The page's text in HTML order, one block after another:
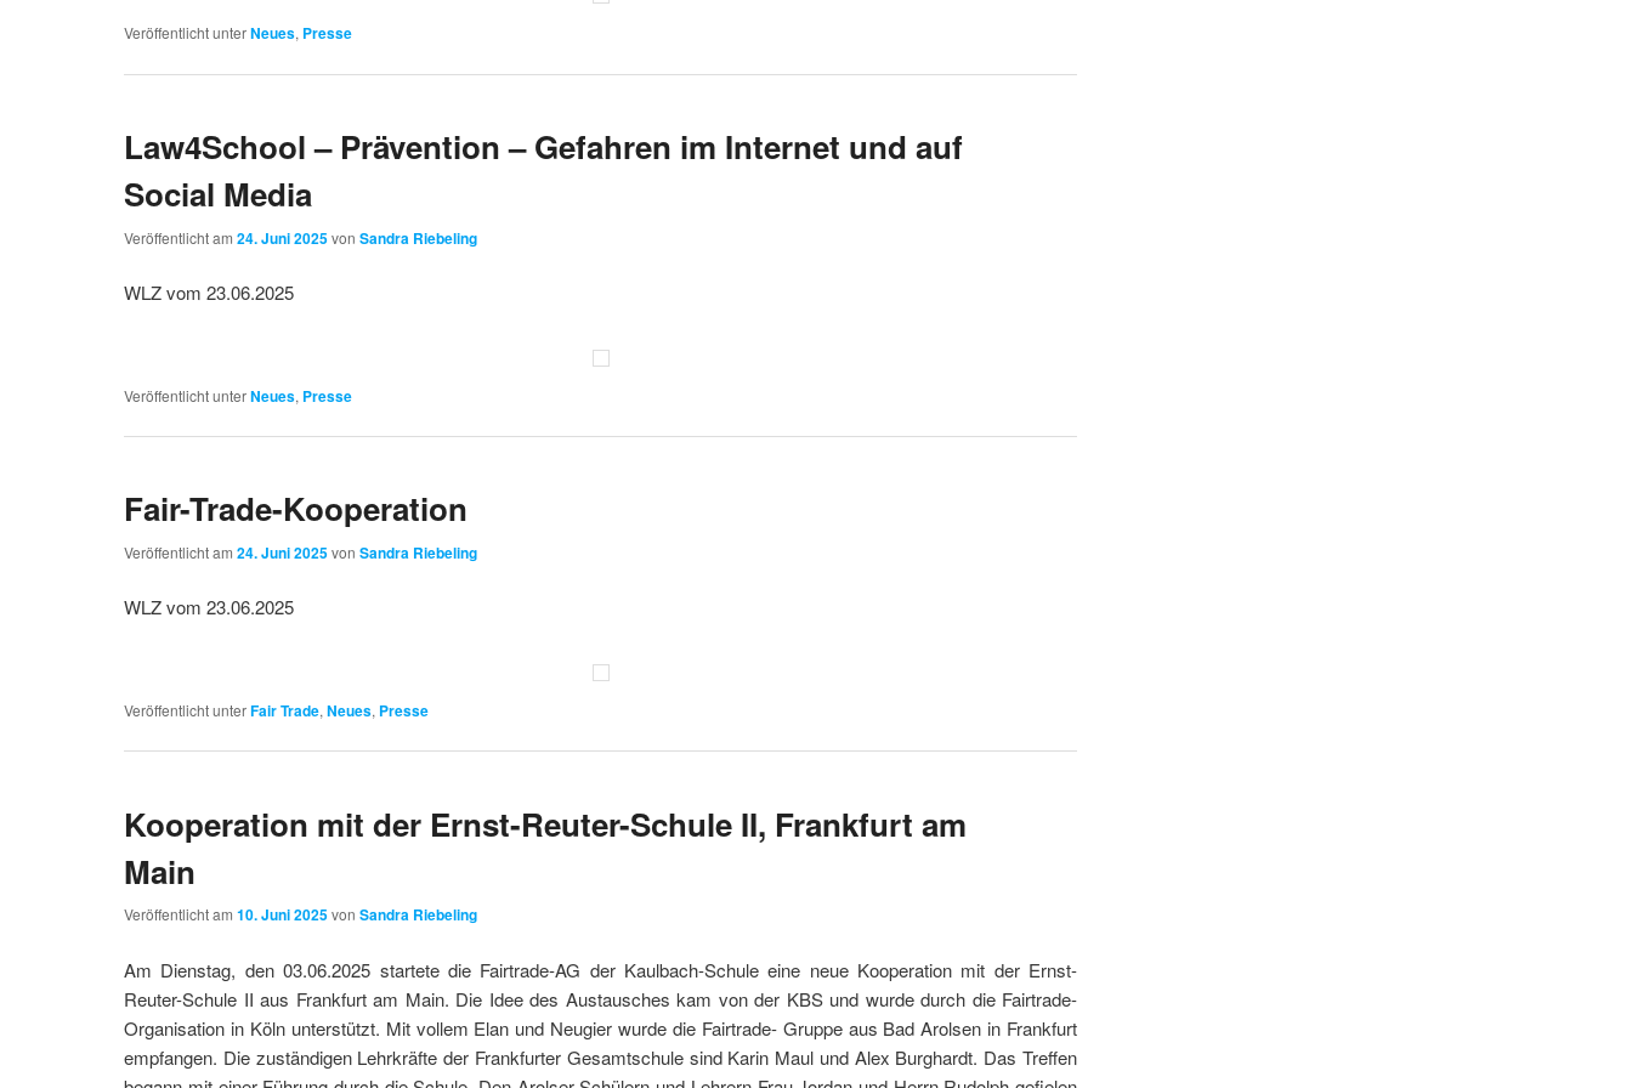
Veröffentlicht unterNeues, Presse
Law4School – Prävention – Gefahren im Internet und auf
Social Media
Veröffentlicht am24. Juni 2025vonSandra Riebeling
WLZ vom 23.06.2025
Veröffentlicht unterNeues, Presse
Fair-Trade-Kooperation
Veröffentlicht am24. Juni 2025vonSandra Riebeling
WLZ vom 23.06.2025
Veröffentlicht unterFair Trade,Neues, Presse
Kooperation mit der Ernst-Reuter-Schule II, Frankfurt am
Main
Veröffentlicht am10. Juni 2025vonSandra Riebeling
Am Dienstag, den 03.06.2025 startete die Fairtrade-AG der Kaulbach-Schule eine neue Kooperation mit der Ernst-
Reuter-Schule II aus Frankfurt am Main. Die Idee des Austausches kam von der KBS und wurde durch die Fairtrade-
Organisation in Köln unterstützt. Mit vollem Elan und Neugier wurde die Fairtrade- Gruppe aus Bad Arolsen in Frankfurt
empfangen. Die zuständigen Lehrkräfte der Frankfurter Gesamtschule sind Karin Maul und Alex Burghardt. Das Treffen